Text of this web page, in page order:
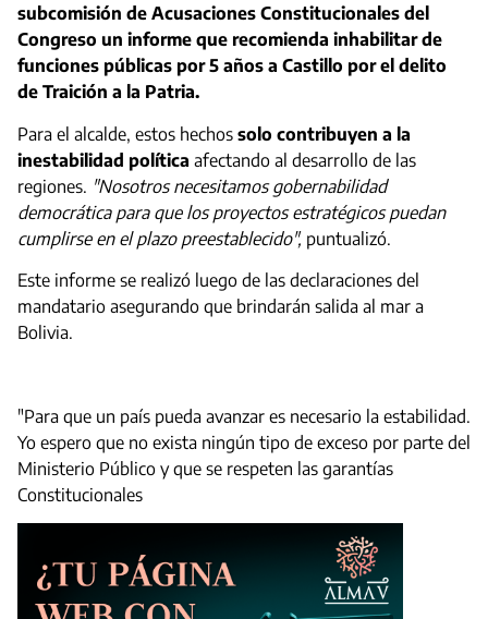
subcomisión de Acusaciones Constitucionales del
Congreso un informe que recomienda inhabilitar de
funciones públicas por 5 años a Castillo por el delito
de Traición a la Patria.
Para el alcalde, estos hechos solo contribuyen a la
inestabilidad política afectando al desarrollo de las
regiones. "Nosotros necesitamos gobernabilidad
democrática para que los proyectos estratégicos puedan
cumplirse en el plazo preestablecido", puntualizó.
Este informe se realizó luego de las declaraciones del
mandatario asegurando que brindarán salida al mar a
Bolivia.
"Para que un país pueda avanzar es necesario la estabilidad.
Yo espero que no exista ningún tipo de exceso por parte del
Ministerio Público y que se respeten las garantías
Constitucionales